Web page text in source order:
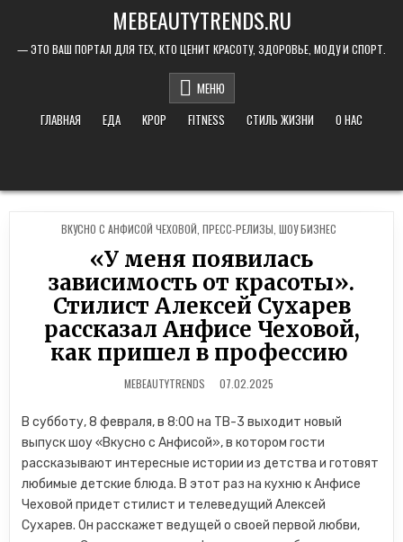
MEBEAUTYTRENDS.RU
— ЭТО ВАШ ПОРТАЛ ДЛЯ ТЕХ, КТО ЦЕНИТ КРАСОТУ, ЗДОРОВЬЕ, МОДУ И СПОРТ.
МЕНЮ
ГЛАВНАЯ
ЕДА KPOP FITNESS СТИЛЬ ЖИЗНИ О НАС
POSTED IN
ВКУСНО С АНФИСОЙ ЧЕХОВОЙ ПРЕСС-РЕЛИЗЫ ШОУ БИЗНЕС
«У меня появилась
зависимость от красоты».
Стилист Алексей Сухарев
рассказал Анфисе Чеховой,
как пришел в профессию
MEBEAUTYTRENDS 07.02.2025
В субботу, 8 февраля, в 8:00 на ТВ-3 выходит новый
выпуск шоу «Вкусно с Анфисой», в котором гости
рассказывают интересные истории из детства и готовят
любимые детские блюда. В этот раз на кухню к Анфисе
Чеховой придет стилист и телеведущий Алексей
Сухарев. Он расскажет ведущей о своей первой любви,